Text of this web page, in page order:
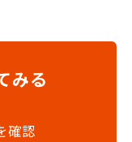
みる
確認